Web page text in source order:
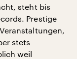
steht bis
Prestige
stets
weil